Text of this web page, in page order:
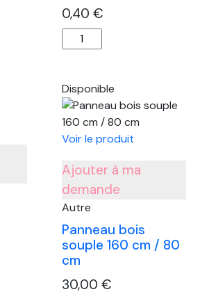
0,40 €
quantité
de
transparente
Disponible
Voir le produit
Ajouter à ma
demande
Autre
Panneau bois
souple 160 cm / 80
cm
30,00 €